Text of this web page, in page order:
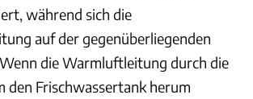
während sich die
auf der gegenüberliegenden
die Warmluftleitung durch die
den Frischwassertank herum